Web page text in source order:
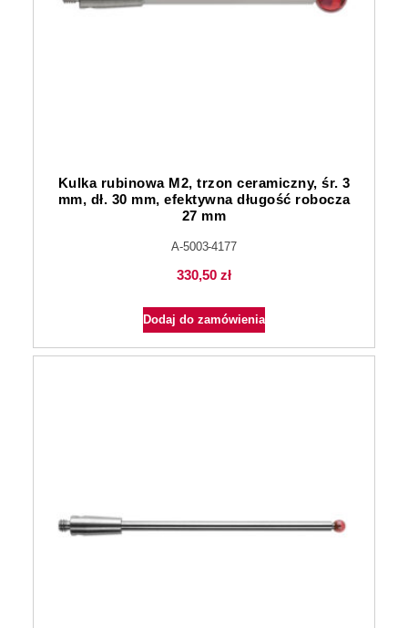
Kulka rubinowa M2, trzon ceramiczny, śr. 3
mm, dł. 30 mm, efektywna długość robocza
27 mm
A-5003-4177
330,50 zł
Dodaj do zamówienia